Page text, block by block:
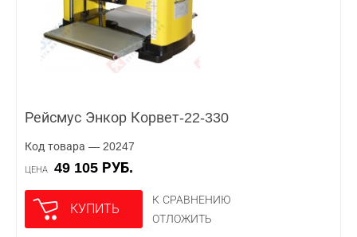
Рейсмус Энкор Корвет-22-330
Код товара — 20247
ЦЕНА 49 105 РУБ.
КУПИТЬ
К СРАВНЕНИЮ
ОТЛОЖИТЬ